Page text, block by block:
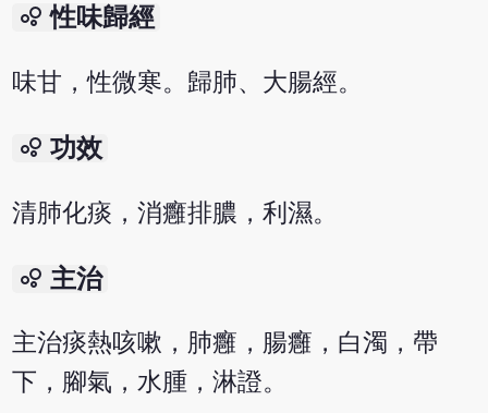
bubble_chart 性味歸經
味甘，性微寒。歸肺、大腸經。
bubble_chart 功效
清肺化痰，消癰排膿，利濕。
bubble_chart 主治
主治痰熱咳嗽，肺癰，腸癰，白濁，帶
下，腳氣，水腫，淋證。